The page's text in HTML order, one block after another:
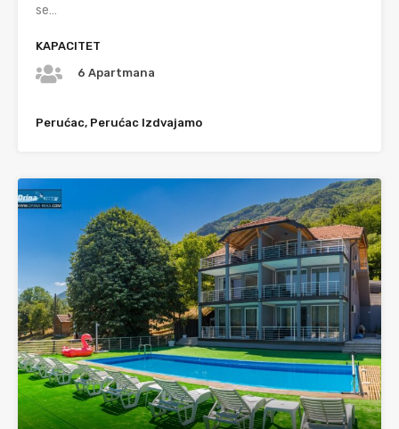
se…
KAPACITET
6 Apartmana
Perućac, Perućac Izdvajamo